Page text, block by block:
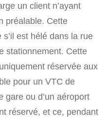
un client n’ayant
préalable. Cette
est hélé dans la rue
stationnement. Cette
réservée aux
pour un VTC de
gare ou d’un aéroport
réservé, et ce, pendant